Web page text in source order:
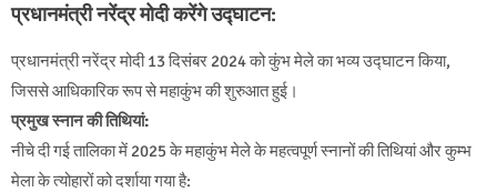
प्रधानमंत्री नरेंद्र मोदी करेंगे उद्घाटन:
प्रधानमंत्री नरेंद्र मोदी 13 दिसंबर 2024 को कुंभ मेले का भव्य उद्घाटन किया,
जिससे आधिकारिक रूप से महाकुंभ की शुरुआत हुई।
प्रमुख स्नान की तिथियां:
नीचे दी गई तालिका में 2025 के महाकुंभ मेले के महत्वपूर्ण स्नानों की तिथियां और कुम्भ
मेला के त्योहारों को दर्शाया गया है: